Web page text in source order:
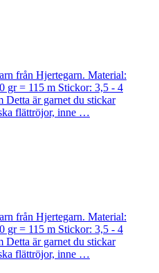
från Hjertegarn. Material:
gr = 115 m Stickor: 3,5 - 4
Detta är garnet du stickar
flättröjor, inne …
från Hjertegarn. Material:
gr = 115 m Stickor: 3,5 - 4
Detta är garnet du stickar
flättröjor, inne …